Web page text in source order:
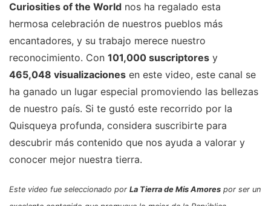
Curiosities of the World nos ha regalado esta
hermosa celebración de nuestros pueblos más
encantadores, y su trabajo merece nuestro
reconocimiento. Con 101,000 suscriptores y
465,048 visualizaciones en este video, este canal se
ha ganado un lugar especial promoviendo las bellezas
de nuestro país. Si te gustó este recorrido por la
Quisqueya profunda, considera suscribirte para
descubrir más contenido que nos ayuda a valorar y
conocer mejor nuestra tierra.
Este video fue seleccionado por La Tierra de Mis Amores por ser un